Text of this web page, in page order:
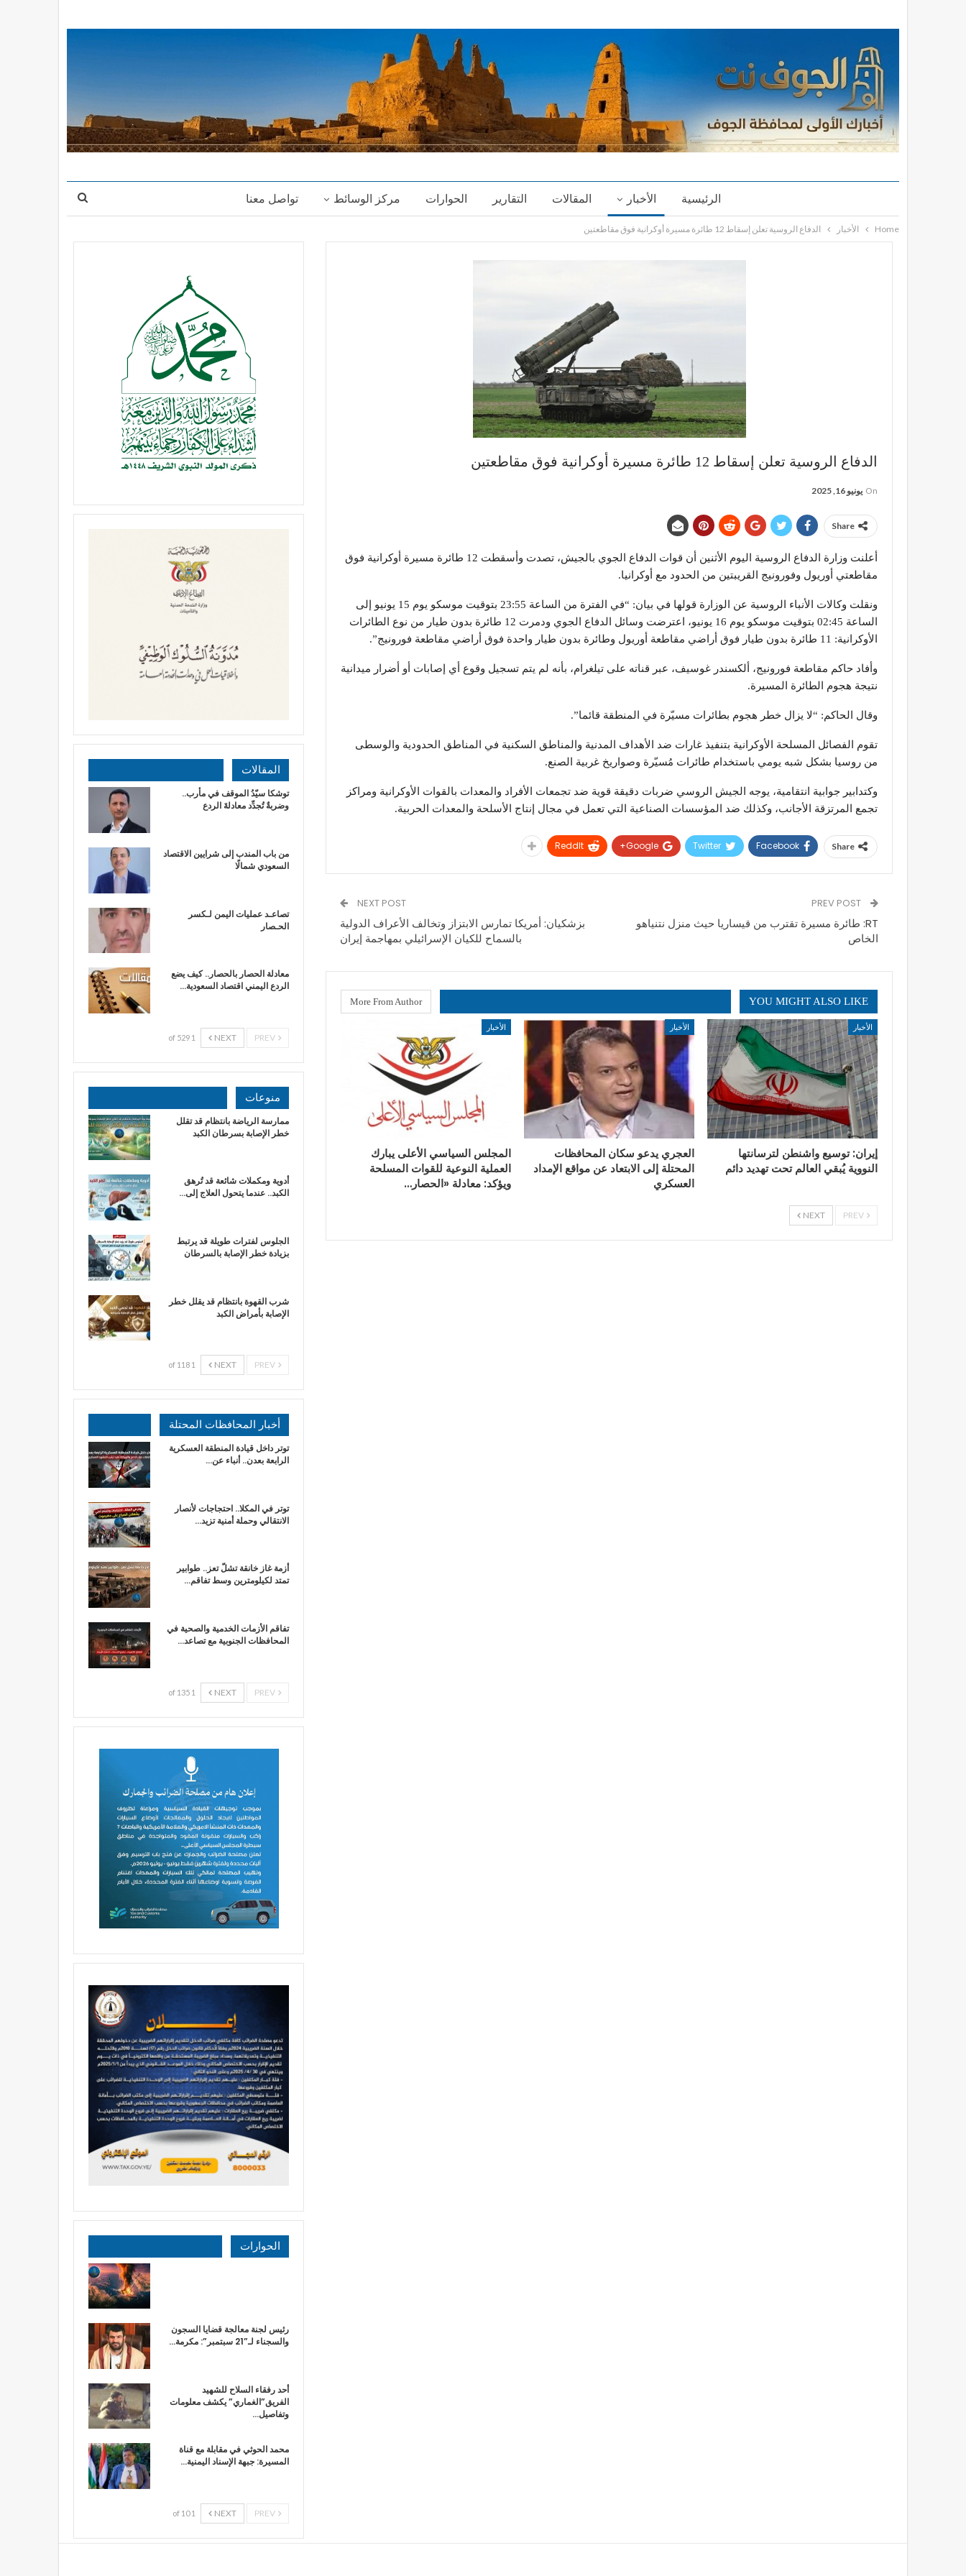
الرئيسية الأخبار المقالات التقارير الحوارات مركز الوسائط تواصل معنا
Home الأخبار الدفاع الروسية تعلن إسقاط 12 طائرة مسيرة أوكرانية فوق مقاطعتين
الدفاع الروسية تعلن إسقاط 12 طائرة مسيرة أوكرانية فوق مقاطعتين
On يونيو 16, 2025
Share
أعلنت وزارة الدفاع الروسية اليوم الأثنين أن قوات الدفاع الجوي بالجيش، تصدت وأسقطت 12 طائرة مسيرة أوكرانية فوق
مقاطعتي أوريول وفورونيج القريبتين من الحدود مع أوكرانيا.
ونقلت وكالات الأنباء الروسية عن الوزارة قولها في بيان: “في الفترة من الساعة 23:55 بتوقيت موسكو يوم 15 يونيو إلى
الساعة 02:45 بتوقيت موسكو يوم 16 يونيو، اعترضت وسائل الدفاع الجوي ودمرت 12 طائرة بدون طيار من نوع الطائرات
الأوكرانية: 11 طائرة بدون طيار فوق أراضي مقاطعة أوريول وطائرة بدون طيار واحدة فوق أراضي مقاطعة فورونيج”.
وأفاد حاكم مقاطعة فورونيج، ألكسندر غوسيف، عبر قناته على تيلغرام، بأنه لم يتم تسجيل وقوع أي إصابات أو أضرار ميدانية
نتيجة هجوم الطائرة المسيرة.
وقال الحاكم: “لا يزال خطر هجوم بطائرات مسيّرة في المنطقة قائما”.
تقوم الفصائل المسلحة الأوكرانية بتنفيذ غارات ضد الأهداف المدنية والمناطق السكنية في المناطق الحدودية والوسطى
من روسيا بشكل شبه يومي باستخدام طائرات مُسيّرة وصواريخ غربية الصنع.
وكتدابير جوابية انتقامية، يوجه الجيش الروسي ضربات دقيقة قوية ضد تجمعات الأفراد والمعدات بالقوات الأوكرانية ومراكز
تجمع المرتزقة الأجانب، وكذلك ضد المؤسسات الصناعية التي تعمل في مجال إنتاج الأسلحة والمعدات الحربية.
Share
Facebook
Twitter
Google+
ReddIt
RT: طائرة مسيرة تقترب من قيساريا حيث منزل نتنياهو
الخاص
NEXT POST
بزشكيان: أمريكا تمارس الابتزاز وتخالف الأعراف الدولية
بالسماح للكيان الإسرائيلي بمهاجمة إيران
YOU MIGHT ALSO LIKE
More From Author
الأخبار
إيران: توسيع واشنطن لترسانتها
النووية يُبقي العالم تحت تهديد دائم
الأخبار
العجري يدعو سكان المحافظات
المحتلة إلى الابتعاد عن مواقع الإمداد
العسكري
الأخبار
المجلس السياسي الأعلى يبارك
العملية النوعية للقوات المسلحة
ويؤكد: معادلة «الحصار…
NEXT
المقالات
توشكا سيّدُ الموقف في مأرب..
وضربةٌ تُجدِّد معادلةَ الردع
من باب المندب إلى شرايين الاقتصاد
السعودي شمالًا
تصاعـد عمليات اليمن لـكسر
الحـصار
معادلة الحصار بالحصار.. كيف يضع
الردع اليمني اقتصاد السعودية…
NEXT
1 of 529
منوعات
ممارسة الرياضة بانتظام قد تقلل
خطر الإصابة بسرطان الكبد
أدوية ومكملات شائعة قد تُرهق
الكبد.. عندما يتحول العلاج إلى…
الجلوس لفترات طويلة قد يرتبط
بزيادة خطر الإصابة بالسرطان
شرب القهوة بانتظام قد يقلل خطر
الإصابة بأمراض الكبد
NEXT
1 of 118
أخبار المحافظات المحتلة
توتر داخل قيادة المنطقة العسكرية
الرابعة بعدن.. أنباء عن…
توتر في المكلا.. احتجاجات لأنصار
الانتقالي وحملة أمنية تزيد…
أزمة غاز خانقة تشلّ تعز.. طوابير
تمتد لكيلومترين وسط تفاقم…
تفاقم الأزمات الخدمية والصحية في
المحافظات الجنوبية مع تصاعد…
NEXT
1 of 135
الحوارات
رئيس لجنة معالجة قضايا السجون
والسجناء لـ”21 سبتمبر”: مكرمة…
أحد رفقاء السلاح للشهيد
الفريق”الغماري” يكشف معلومات
وتفاصيل…
محمد الحوثي في مقابلة مع قناة
المسيرة: جبهة الإسناد اليمنية…
NEXT
1 of 10